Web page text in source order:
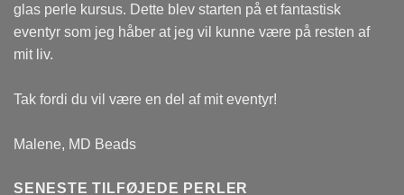
glas perle kursus. Dette blev starten på et fantastisk
eventyr som jeg håber at jeg vil kunne være på resten af
mit liv.
Tak fordi du vil være en del af mit eventyr!
Malene, MD Beads
SENESTE TILFØJEDE PERLER